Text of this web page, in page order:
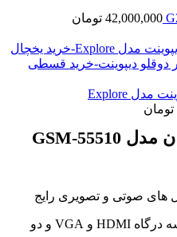
42,000,000 تومان
تومان
210,000,000 تومان
through
قابل اتصال به wifi ، lan و دارای سه درگاه HDMI و VGA و دو